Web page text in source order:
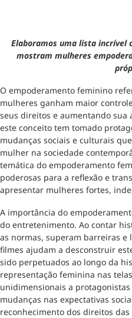
Elaboramos uma lista incrível
mostram mulheres
O empoderamento feminino
mulheres ganham maior
seus direitos e aumentando sua
este conceito tem tomado
mudanças sociais e culturais
mulher na sociedade
temática do empoderamento
poderosas para a reflexão e
apresentar mulheres fortes,
A importância do
do entretenimento. Ao contar
as normas, superam barreiras e
filmes ajudam a desconstruir
sido perpetuados ao longo da
representação feminina nas
unidimensionais a
mudanças nas expectativas
reconhecimento dos direitos